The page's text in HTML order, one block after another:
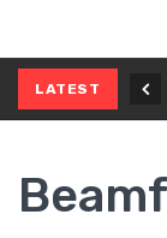
LATEST